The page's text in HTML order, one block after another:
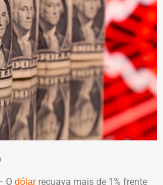
O dólar recuava mais de 1% frente